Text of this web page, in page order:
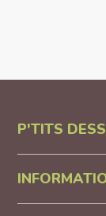
P'TITS